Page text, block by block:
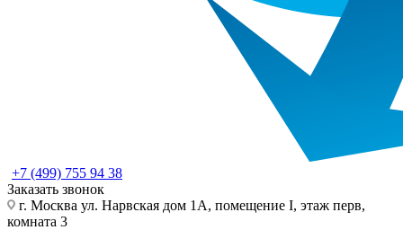
+7 (499) 755 94 38
Заказать звонок
г. Москва ул. Нарвская дом 1А, помещение I, этаж перв,
комната 3